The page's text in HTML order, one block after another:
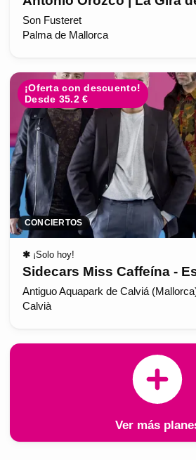
Son Fusteret
Palma de Mallorca
¡Oferta con descuento!
Desde 35.2 €
CONCIERTOS
✱ ¡Solo hoy!
Sidecars Miss Caffeína -
Antiguo Aquapark de Calviá
Calvià
Ver más